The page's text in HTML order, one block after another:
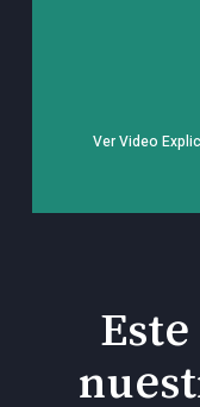
Ver Video